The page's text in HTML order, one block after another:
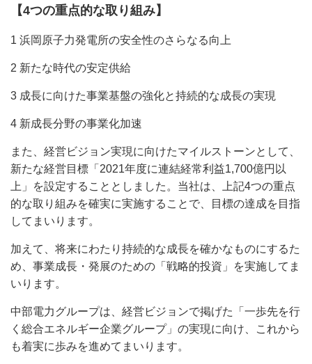
【4つの重点的な取り組み】
1 浜岡原子力発電所の安全性のさらなる向上
2 新たな時代の安定供給
3 成長に向けた事業基盤の強化と持続的な成長の実現
4 新成長分野の事業化加速
また、経営ビジョン実現に向けたマイルストーンとして、
新たな経営目標「2021年度に連結経常利益1,700億円以
上」を設定することとしました。当社は、上記4つの重点
的な取り組みを確実に実施することで、目標の達成を目指
してまいります。
加えて、将来にわたり持続的な成長を確かなものにするた
め、事業成長・発展のための「戦略的投資」を実施してま
いります。
中部電力グループは、経営ビジョンで掲げた「一歩先を行
く総合エネルギー企業グループ」の実現に向け、これから
も着実に歩みを進めてまいります。